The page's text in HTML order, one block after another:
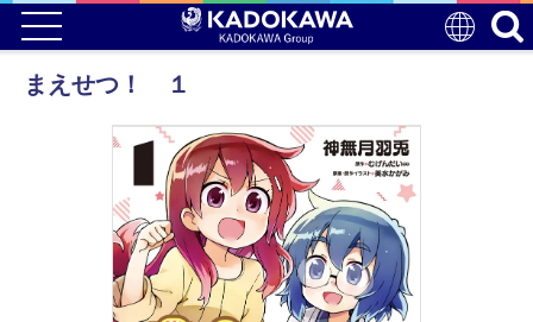
まえせつ！ １